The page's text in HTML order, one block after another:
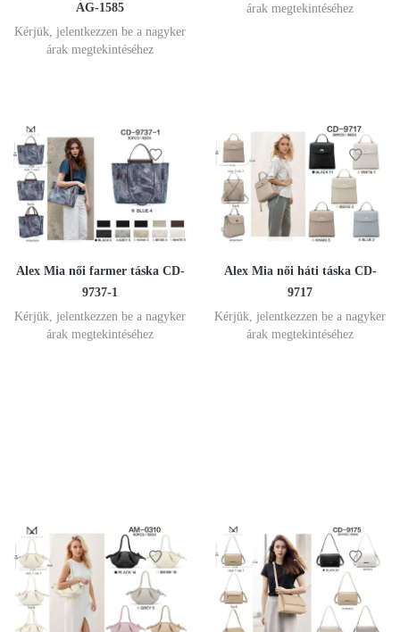
AG-1585
Kérjük, jelentkezzen be a nagyker
árak megtekintéséhez
árak megtekintéséhez
Alex Mia női farmer táska CD-
9737-1
Kérjük, jelentkezzen be a nagyker
árak megtekintéséhez
Alex Mia női háti táska CD-
9717
Kérjük, jelentkezzen be a nagyker
árak megtekintéséhez